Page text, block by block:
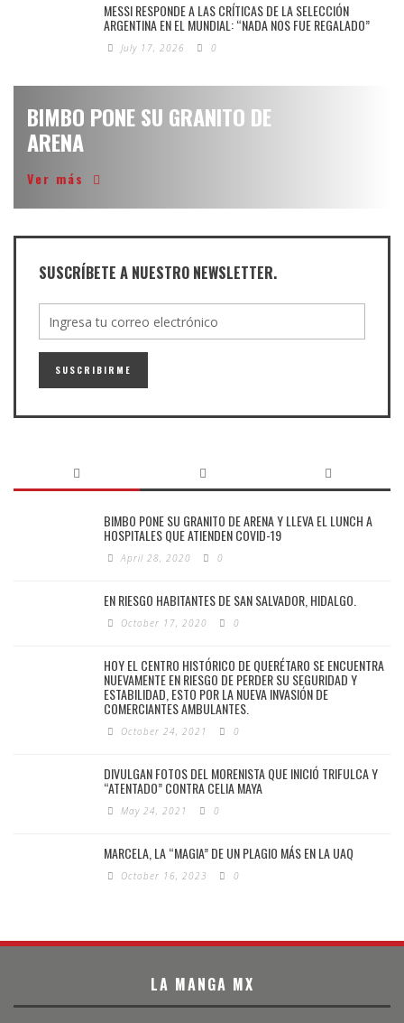
MESSI RESPONDE A LAS CRÍTICAS DE LA SELECCIÓN
ARGENTINA EN EL MUNDIAL: “NADA NOS FUE REGALADO”
July 17, 2026 0
BIMBO PONE SU GRANITO DE
ARENA
Ver más
SUSCRÍBETE A NUESTRO NEWSLETTER.
BIMBO PONE SU GRANITO DE ARENA Y LLEVA EL LUNCH A
HOSPITALES QUE ATIENDEN COVID-19
April 28, 2020 0
EN RIESGO HABITANTES DE SAN SALVADOR, HIDALGO.
October 17, 2020 0
HOY EL CENTRO HISTÓRICO DE QUERÉTARO SE ENCUENTRA
NUEVAMENTE EN RIESGO DE PERDER SU SEGURIDAD Y
ESTABILIDAD, ESTO POR LA NUEVA INVASIÓN DE
COMERCIANTES AMBULANTES.
October 24, 2021 0
DIVULGAN FOTOS DEL MORENISTA QUE INICIÓ TRIFULCA Y
“ATENTADO” CONTRA CELIA MAYA
May 24, 2021 0
MARCELA, LA “MAGIA” DE UN PLAGIO MÁS EN LA UAQ
October 16, 2023 0
LA MANGA MX